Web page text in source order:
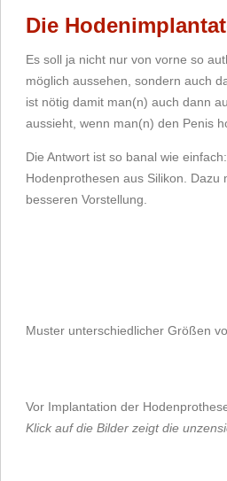
Die
Es soll ja nicht nur von vorne so
möglich aussehen, sondern auch
ist nötig damit man(n) auch dann
aussieht, wenn man(n) den Penis
Die Antwort ist so banal wie
Hodenprothesen aus Silikon. Dazu
besseren Vorstellung.
Muster unterschiedlicher Größen
Vor Implantation der
Klick auf die Bilder zeigt die